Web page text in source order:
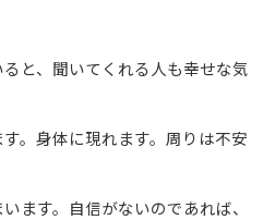
と、聞いてくれる人も幸せな気
。身体に現れます。周りは不安
ます。自信がないのであれば、